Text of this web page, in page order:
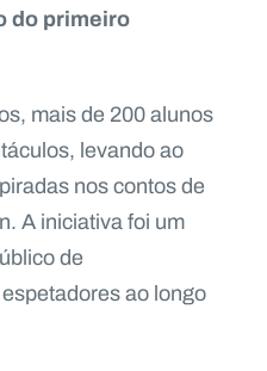
do primeiro
mais de 200 alunos
levando ao
nos contos de
A iniciativa foi um
de
ao longo